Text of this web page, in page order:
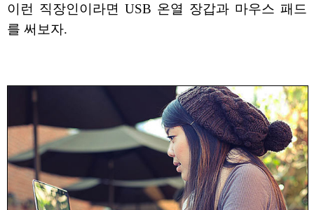
이런 직장인이라면 USB 온열 장갑과 마우스 패드
를 써보자.